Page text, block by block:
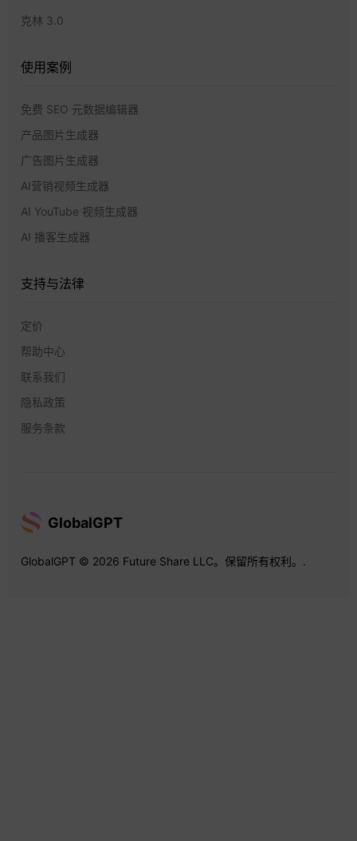
克林 3.0
使用案例
免费 SEO 元数据编辑器
产品图片生成器
广告图片生成器
AI营销视频生成器
AI YouTube 视频生成器
AI 播客生成器
支持与法律
定价
帮助中心
联系我们
隐私政策
服务条款
GlobalGPT
GlobalGPT © 2026 Future Share LLC。保留所有权利。.